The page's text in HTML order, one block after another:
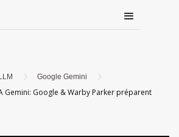
5 Google Gemini 5
Gemini: Google & Warby Parker préparent